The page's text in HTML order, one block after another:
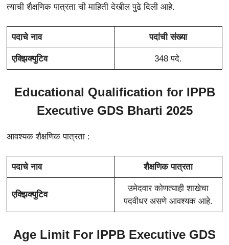
त्याची शैक्षणिक पात्रता ची माहिती देखील पुढे दिली आहे.
पदाचे नाव पदांची संख्या
एक्झिक्युटिव 348 पदे.
Educational Qualification for IPPB
Executive GDS Bharti 2025
आवश्यक शैक्षणिक पात्रता :
पदाचे नाव शैक्षणिक पात्रता
एक्झिक्युटिव
उमेदवार कोणत्याही शाखेचा
पदवीधर असणे आवश्यक आहे.
Age Limit For IPPB Executive GDS